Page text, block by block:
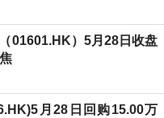
01601.HK）5月28日收盘
月28日回购15.00万